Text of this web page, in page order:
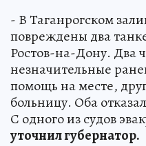
- В Таганрогском
повреждены два
Ростов-на-Дону. Два
незначительные
помощь на месте,
больницу. Оба
С одного из судов
уточнил губернатор.